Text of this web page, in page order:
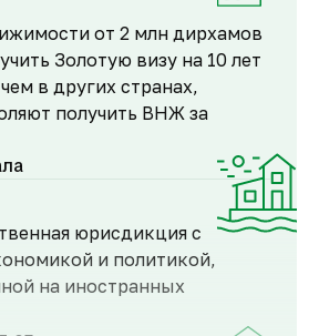
от 2 млн дирхамов
Золотую визу на 10 лет
в других странах,
получить ВНЖ за
юрисдикция с
и политикой,
на иностранных